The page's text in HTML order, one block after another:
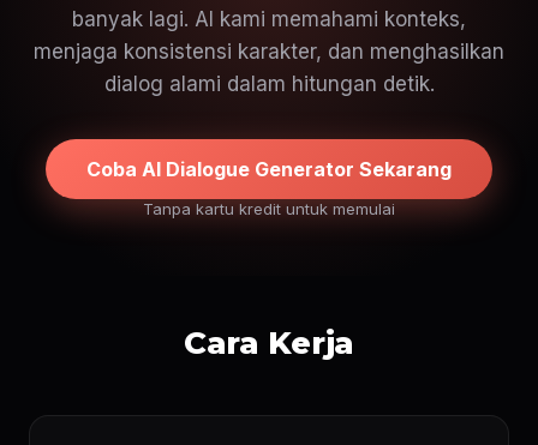
banyak lagi. AI kami memahami konteks,
menjaga konsistensi karakter, dan menghasilkan
dialog alami dalam hitungan detik.
Coba AI Dialogue Generator Sekarang
Tanpa kartu kredit untuk memulai
Cara Kerja